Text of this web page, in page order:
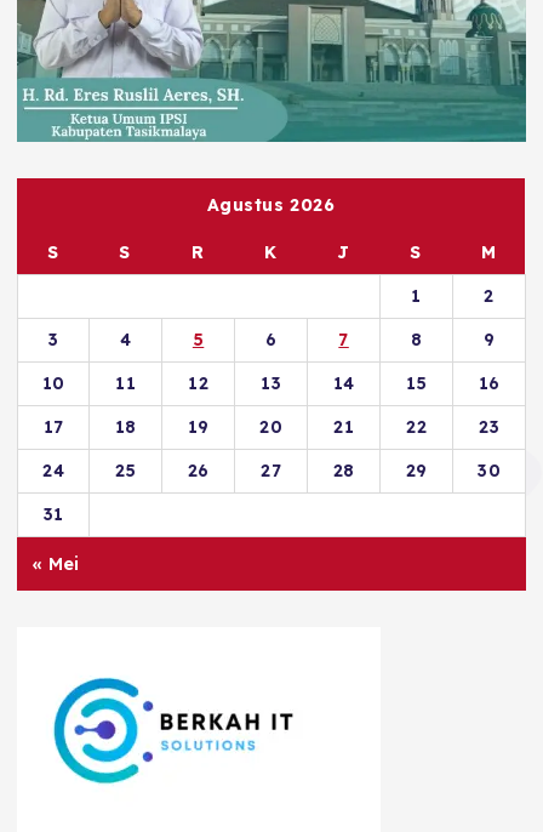
Agustus 2026
S S R K J S
M
1
2
3
4 5 6 7 8
9
10
11 12 13 14 15
16
17
18 19 20 21 22
23
24
25 26 27 28 29
30
31
« Mei